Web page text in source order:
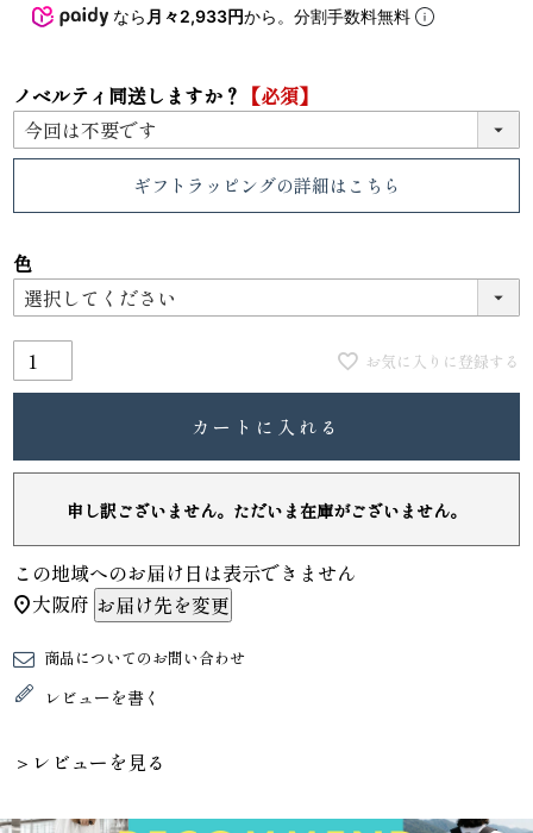
なら 月々2,933円から。分割手数料無料
ノベルティ同送しますか？ 【必須】
ギフトラッピングの詳細はこちら
色
お気に入りに登録する
カートに入れる
申し訳ございません。ただいま在庫がございません。
この地域へのお届け日は表示できません
大阪府 お届け先を変更
商品についてのお問い合わせ
レビューを書く
＞レビューを見る